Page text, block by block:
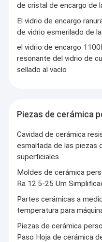
de cristal de encargo de
El vidrio de encargo
de vidrio esmerilado de
el vidrio de encargo
resonante del vidrio de
sellado al vacío
Piezas de cerámica
Cavidad de cerámica
esmaltada de las piezas
superficiales
Moldes de cerámica
Ra 12.5-25 Um
Partes cerámicas a
temperatura para
Piezas de cerámica
Paso Hoja de cerámica